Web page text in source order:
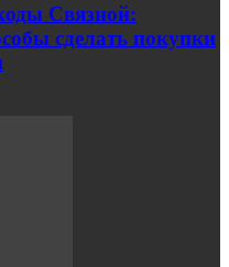
Связной:
сделать покупки